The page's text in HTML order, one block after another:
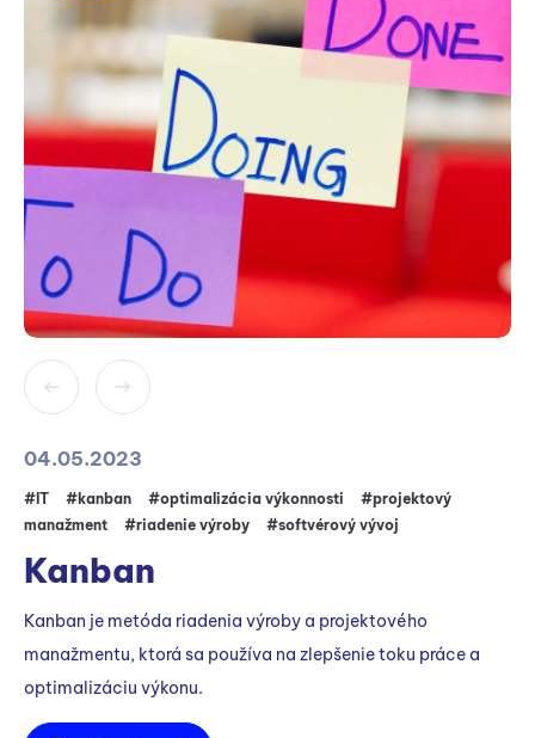
04.05.2023
#IT #kanban #optimalizácia výkonnosti
#projektový
manažment
#riadenie výroby #softvérový vývoj
Kanban
Kanban je metóda riadenia výroby a projektového
manažmentu, ktorá sa používa na zlepšenie toku práce a
optimalizáciu výkonu.